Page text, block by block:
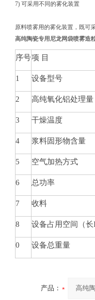
7) 可采用不同的雾化装置
原料喷雾用的雾化装置，既可
高纯陶瓷专用尼龙网袋喷雾造
序号项 目
1 设备型号
2 高纯氧化铝处理量
3 干燥温度
4 浆料固形物含量
5 空气加热方式
6 总功率
7 收料
8 设备占用空间（长
0 设备总重量
产品：